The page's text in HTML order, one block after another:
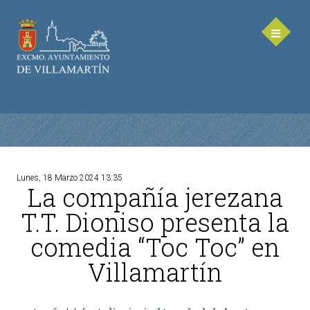
AYUNTAMIENTO
Saluda de la Alcaldesa
Equipo de Gobierno
Corporación Municipal - Legislatura 2023-2027
Delegaciones Municipales
Lunes, 18 Marzo 2024 13:35
La compañía jerezana
T.T. Dioniso presenta la
comedia “Toc Toc” en
Villamartín